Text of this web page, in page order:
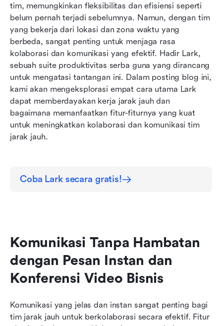
tim, memungkinkan fleksibilitas dan efisiensi seperti
belum pernah terjadi sebelumnya. Namun, dengan tim
yang bekerja dari lokasi dan zona waktu yang
berbeda, sangat penting untuk menjaga rasa
kolaborasi dan komunikasi yang efektif. Hadir Lark,
sebuah suite produktivitas serba guna yang dirancang
untuk mengatasi tantangan ini. Dalam posting blog ini,
kami akan mengeksplorasi empat cara utama Lark
dapat memberdayakan kerja jarak jauh dan
bagaimana memanfaatkan fitur-fiturnya yang kuat
untuk meningkatkan kolaborasi dan komunikasi tim
jarak jauh.
Coba Lark secara gratis!
Komunikasi Tanpa Hambatan
dengan Pesan Instan dan
Konferensi Video Bisnis
Komunikasi yang jelas dan instan sangat penting bagi
tim jarak jauh untuk berkolaborasi secara efektif. Fitur
Management with Automation and Task
Assignment Alur Kerja dan Manajemen Proyek
yang Efisien dengan Otomatisasi dan Penugasan
Tugas
Kesimpulan